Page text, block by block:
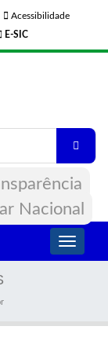
Acessibilidade
E-SIC
Toggle